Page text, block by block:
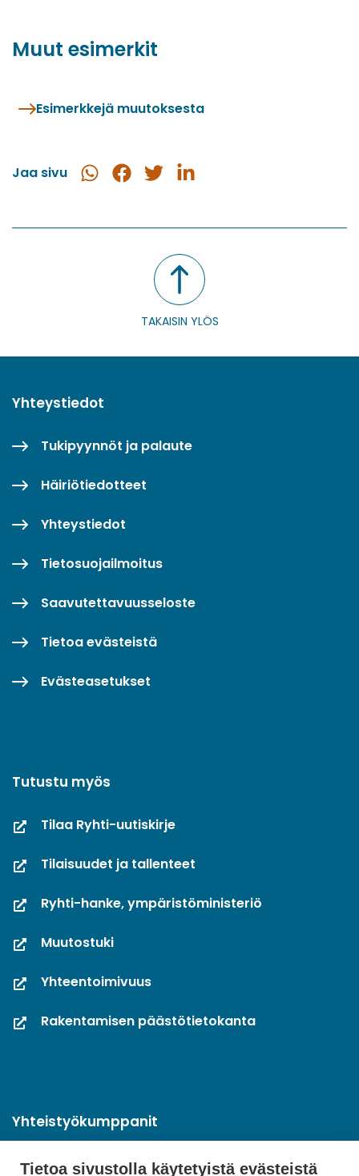
Tietoa sivustolla käytetyistä evästeistä
Muut esimerkit
Esimerkkejä muutoksesta
Jaa sivu
Jaa
Jaa
Jaa
Jaa
TAKAISIN YLÖS
Yhteystiedot
Tukipyynnöt ja palaute
Häiriötiedotteet
Yhteystiedot
Tietosuojailmoitus
Saavutettavuusseloste
Tietoa evästeistä
Evästeasetukset
Tutustu myös
Tilaa Ryhti-uutiskirje
Tilaisuudet ja tallenteet
Ryhti-hanke, ympäristöministeriö
Muutostuki
Yhteentoimivuus
Rakentamisen päästötietokanta
Yhteistyökumppanit